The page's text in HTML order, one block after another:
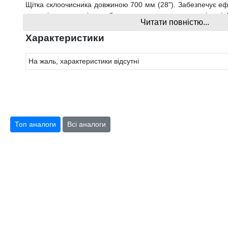
Щітка склоочисника довжиною 700 мм (28"). Забезпечує
скла від дощу, снігу та бруду, покращуючи оглядовість і
якісних матеріалів, стійких до зношування та
встановлюється та підходить для більшості вантажних і
Читати повністю...
Характеристики
На жаль, характеристики відсутні
Топ аналоги Всі аналоги